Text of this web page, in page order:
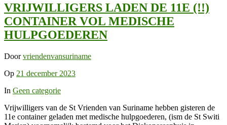
VRIJWILLIGERS LADEN DE 11E (!!)
CONTAINER VOL MEDISCHE
HULPGOEDEREN
Doorvriendenvansuriname
Op 21 december 2023
In Geen categorie
Vrijwilligers van de St Vrienden van Suriname hebben gisteren de
11e container geladen met medische hulpgoederen, (ism de St Switi